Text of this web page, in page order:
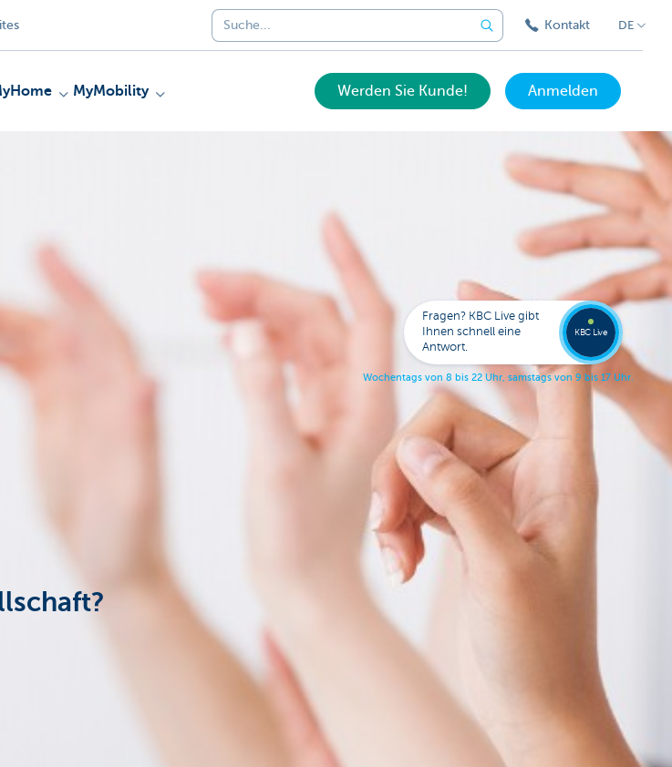
Kontakt DE
MyMobility Werden Sie Kunde! Anmelden
Fragen? KBC Live gibt
Ihnen schnell eine
Antwort.
Wochentags von 8 bis 22 Uhr, samstags von 9 bis 17 Uhr.
KBC Live
KBC
Live
138